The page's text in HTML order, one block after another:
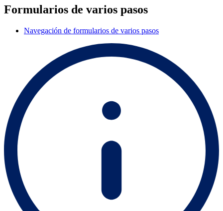
Formularios de varios pasos
Navegación de formularios de varios pasos